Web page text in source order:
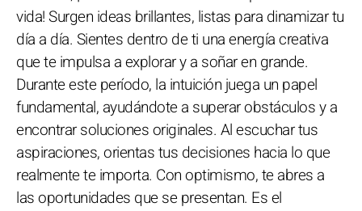
vida! Surgen ideas brillantes, listas para dinamizar tu
día a día. Sientes dentro de ti una energía creativa
que te impulsa a explorar y a soñar en grande.
Durante este período, la intuición juega un papel
fundamental, ayudándote a superar obstáculos y a
encontrar soluciones originales. Al escuchar tus
aspiraciones, orientas tus decisiones hacia lo que
realmente te importa. Con optimismo, te abres a
las oportunidades que se presentan. Es el